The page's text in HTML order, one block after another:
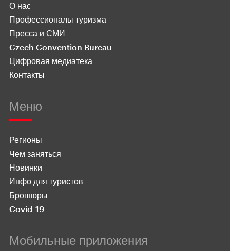
О нас
Профессионалы туризма
Пресса и СМИ
Czech Convention Bureau
Цифровая медиатека
Контакты
Меню
Регионы
Чем заняться
Новинки
Инфо для туристов
Брошюры
Covid-19
Мобильные приложения